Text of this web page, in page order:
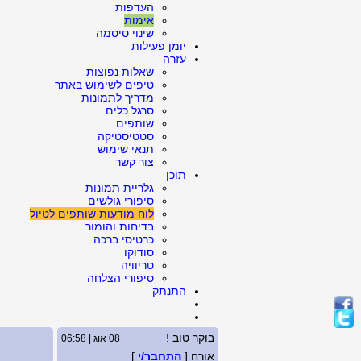
העדפות
אימות
שינוי סיסמה
יומן פעילות
עזרה
שאלות נפוצות
טיפים לשימוש באתר
מדריך לתמונות
סרגל כלים
שותפים
סטטיסטיקה
תנאי שימוש
צור קשר
תוכן
גלריית תמונות
סיפורי גולשים
לוח מודעות שותפים לטיול
בדיחות והומור
כרטיסי ברכה
סודוקו
טריוויה
סיפורי הצלחה
התנתק
בוקר טוב ! 08 אוג | 06:58
אורח [ התחבר/י ]